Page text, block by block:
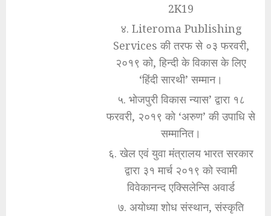
2K19
४. Literoma Publishing
Services की तरफ से ०३ फरवरी,
२०१९ को, हिन्दी के विकास के लिए
‘हिंदी सारथी’ सम्मान।
५. भोजपुरी विकास न्यास’ द्वारा १८
फरवरी, २०१९ को ‘अरुण’ की उपाधि से
सम्मानित।
६. खेल एवं युवा मंत्रालय भारत सरकार
द्वारा ३१ मार्च २०१९ को स्वामी
विवेकानन्द एक्सिलेन्सि अवार्ड
७. अयोध्या शोध संस्थान, संस्कृति